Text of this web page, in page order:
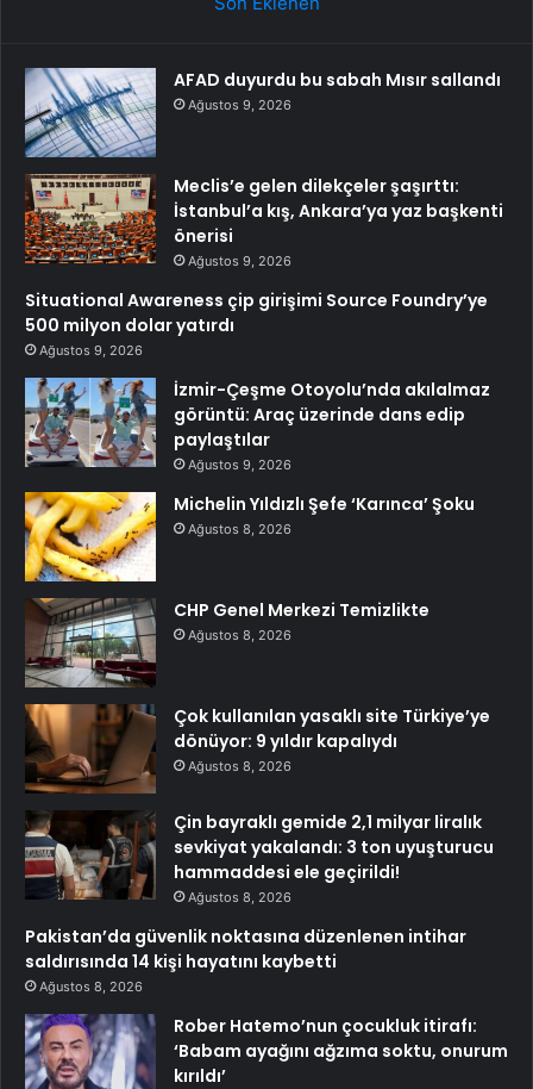
AFAD duyurdu bu sabah Mısır sallandı
Ağustos 9, 2026
Meclis’e gelen dilekçeler şaşırttı:
İstanbul’a kış, Ankara’ya yaz başkenti
önerisi
Ağustos 9, 2026
Situational Awareness çip girişimi Source Foundry’ye
500 milyon dolar yatırdı
Ağustos 9, 2026
İzmir-Çeşme Otoyolu’nda akılalmaz
görüntü: Araç üzerinde dans edip
paylaştılar
Ağustos 9, 2026
Michelin Yıldızlı Şefe ‘Karınca’ Şoku
Ağustos 8, 2026
CHP Genel Merkezi Temizlikte
Ağustos 8, 2026
Çok kullanılan yasaklı site Türkiye’ye
dönüyor: 9 yıldır kapalıydı
Ağustos 8, 2026
Çin bayraklı gemide 2,1 milyar liralık
sevkiyat yakalandı: 3 ton uyuşturucu
hammaddesi ele geçirildi!
Ağustos 8, 2026
Pakistan’da güvenlik noktasına düzenlenen intihar
saldırısında 14 kişi hayatını kaybetti
Ağustos 8, 2026
Rober Hatemo’nun çocukluk itirafı:
‘Babam ayağını ağzıma soktu, onurum
kırıldı’